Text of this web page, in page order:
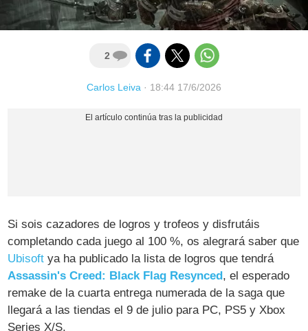
2
Carlos Leiva · 18:44 17/6/2026
Si sois cazadores de logros y trofeos y disfrutáis
completando cada juego al 100 %, os alegrará saber que
Ubisoft ya ha publicado la lista de logros que tendrá
Assassin's Creed: Black Flag Resynced, el esperado
remake de la cuarta entrega numerada de la saga que
llegará a las tiendas el 9 de julio para PC, PS5 y Xbox
Series X/S.